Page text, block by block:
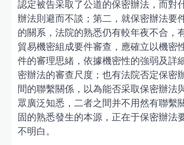
認定被告采取了公道的保密辦法，而對
辦法則避而不談；第二，就保密辦法要
的關系，法院的熟悉仍有較年夜不合，
貿易機密組成要件審查，應確立以機密
件的審理思緒，依據機密性的強弱及詳
密辦法的審查尺度；也有法院否定保密
間的聯繫關係，以為能否采取保密辦法
眾廣泛知悉，二者之間并不用然有聯繫
固的熟悉發生的本源，正在于保密辦法
不明白。